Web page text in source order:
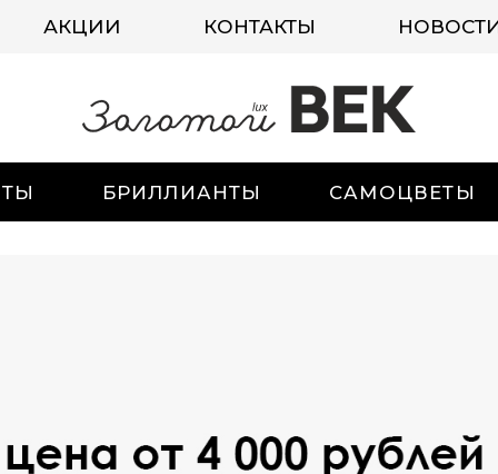
АКЦИИ КОНТАКТЫ
БРИЛЛИАНТЫ САМОЦВЕТЫ